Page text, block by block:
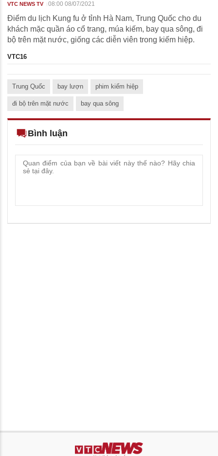
VTC NEWS TV 08:00 08/07/2021
Điểm du lịch Kung fu ở tỉnh Hà Nam, Trung Quốc cho du
khách mặc quần áo cổ trang, múa kiếm, bay qua sông, đi
bộ trên mặt nước, giống các diễn viên trong kiếm hiệp.
VTC16
Trung Quốc bay lượn phim kiếm hiệp
đi bộ trên mặt nước bay qua sông
Bình luận